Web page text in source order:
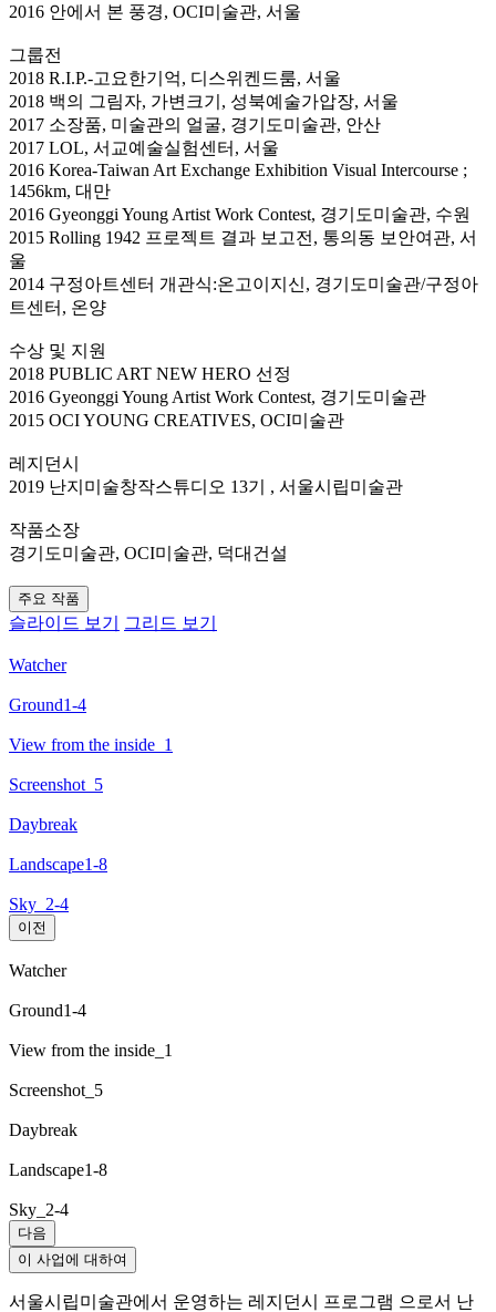
2016 안에서 본 풍경, OCI미술관, 서울
그룹전
2018 R.I.P.-고요한기억, 디스위켄드룸, 서울
2018 백의 그림자, 가변크기, 성북예술가압장, 서울
2017 소장품, 미술관의 얼굴, 경기도미술관, 안산
2017 LOL, 서교예술실험센터, 서울
2016 Korea-Taiwan Art Exchange Exhibition Visual Intercourse ;
1456km, 대만
2016 Gyeonggi Young Artist Work Contest, 경기도미술관, 수원
2015 Rolling 1942 프로젝트 결과 보고전, 통의동 보안여관, 서
울
2014 구정아트센터 개관식:온고이지신, 경기도미술관/구정아
트센터, 온양
수상 및 지원
2018 PUBLIC ART NEW HERO 선정
2016 Gyeonggi Young Artist Work Contest, 경기도미술관
2015 OCI YOUNG CREATIVES, OCI미술관
레지던시
2019 난지미술창작스튜디오 13기 , 서울시립미술관
작품소장
경기도미술관, OCI미술관, 덕대건설
주요 작품
슬라이드 보기 그리드 보기
Watcher
Ground1-4
View from the inside_1
Screenshot_5
Daybreak
Landscape1-8
Sky_2-4
이전
Watcher
Ground1-4
View from the inside_1
Screenshot_5
Daybreak
Landscape1-8
Sky_2-4
다음
이 사업에 대하여
서울시립미술관에서 운영하는 레지던시 프로그램 으로서 난